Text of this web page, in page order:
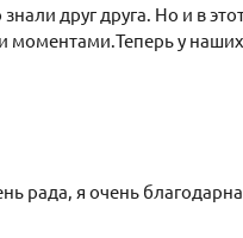
друг друга. Но и в
моментами.Теперь у
рада, я очень